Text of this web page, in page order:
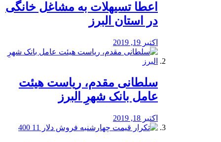
️اعطا تسیهلات به مشاغل خانگی
در استان البرز
اکتبر 19, 2019
سلطانی مقدم، ریاست هیئت
عامل بانک شهرِ البرز
اکتبر 18, 2019